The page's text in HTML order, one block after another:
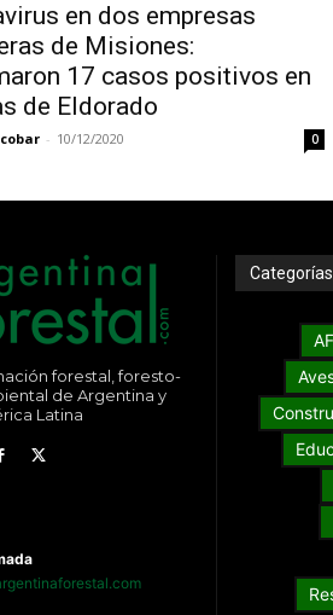
en dos empresas
de Misiones:
17 casos positivos en
de Eldorado
- 10/12/2020 0
forestal, foresto-
de Argentina y
Latina
Categorías